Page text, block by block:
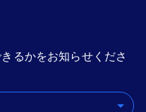
るかをお知らせくださ